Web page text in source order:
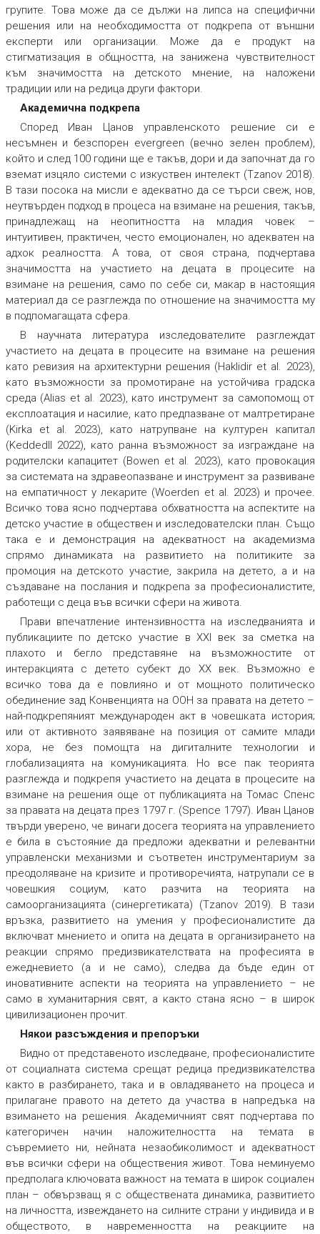
групите. Това може да се дължи на липса на специфични
решения или на необходимостта от подкрепа от външни
експерти или организации. Може да е продукт на
стигматизация в общността, на занижена чувствителност
към значимостта на детското мнение, на наложени
традиции или на редица други фактори.
Академична подкрепа
Според Иван Цанов управленското решение си е
несъмнен и безспорен evergreen (вечно зелен проблем),
който и след 100 години ще е такъв, дори и да започнат да го
вземат изцяло системи с изкуствен интелект (Tzanov 2018).
В тази посока на мисли е адекватно да се търси свеж, нов,
неутвърден подход в процеса на взимане на решения, такъв,
принадлежащ на неопитността на младия човек –
интуитивен, практичен, често емоционален, но адекватен на
адхок реалността. А това, от своя страна, подчертава
значимостта на участието на децата в процесите на
взимане на решения, само по себе си, макар в настоящия
материал да се разглежда по отношение на значимостта му
в подпомагащата сфера.
В научната литература изследователите разглеждат
участието на децата в процесите на взимане на решения
като ревизия на архитектурни решения (Haklidir et al. 2023),
като възможности за промотиране на устойчива градска
среда (Alias et al. 2023), като инструмент за самопомощ от
експлоатация и насилие, като предпазване от малтретиране
(Kirka et al. 2023), като натрупване на културен капитал
(Keddedll 2022), като ранна възможност за изграждане на
родителски капацитет (Bowen et al. 2023), като провокация
за системата на здравеопазване и инструмент за развиване
на емпатичност у лекарите (Woerden et al. 2023) и прочее.
Всичко това ясно подчертава обхватността на аспектите на
детско участие в обществен и изследователски план. Също
така е и демонстрация на адекватност на академизма
спрямо динамиката на развитието на политиките за
промоция на детското участие, закрила на детето, а и на
създаване на послания и подкрепа за професионалистите,
работещи с деца във всички сфери на живота.
Прави впечатление интензивността на изследванията и
публикациите по детско участие в ХХI век за сметка на
плахото и бегло представяне на възможностите от
интеракцията с детето субект до ХХ век. Възможно е
всичко това да е повлияно и от мощното политическо
обединение зад Конвенцията на ООН за правата на детето –
най-подкрепяният международен акт в човешката история;
или от активното заявяване на позиция от самите млади
хора, не без помощта на дигиталните технологии и
глобализацията на комуникацията. Но все пак теорията
разглежда и подкрепя участието на децата в процесите на
взимане на решения още от публикацията на Томас Спенс
за правата на децата през 1797 г. (Spence 1797). Иван Цанов
твърди уверено, че винаги досега теорията на управлението
е била в състояние да предложи адекватни и релевантни
управленски механизми и съответен инструментариум за
преодоляване на кризите и противоречията, натрупали се в
човешкия социум, като разчита на теорията на
самоорганизацията (синергетиката) (Tzanov 2019). В тази
връзка, развитието на умения у професионалистите да
включват мнението и опита на децата в организирането на
реакции спрямо предизвикателствата на професията в
ежедневието (а и не само), следва да бъде един от
иновативните аспекти на теорията на управлението – не
само в хуманитарния свят, а както стана ясно – в широк
цивилизационен прочит.
Някои разсъждения и препоръки
Видно от представеното изследване, професионалистите
от социалната система срещат редица предизвикателства
както в разбирането, така и в овладяването на процеса и
прилагане правото на детето да участва в напредъка на
взимането на решения. Академичният свят подчертава по
категоричен начин наложителността на темата в
съвремието ни, нейната незаобиколимост и адекватност
във всички сфери на обществения живот. Това неминуемо
предполага ключовата важност на темата в широк социален
план – обвързващ я с обществената динамика, развитието
на личността, извеждането на силните страни у индивида и в
обществото, в навременността на реакциите на